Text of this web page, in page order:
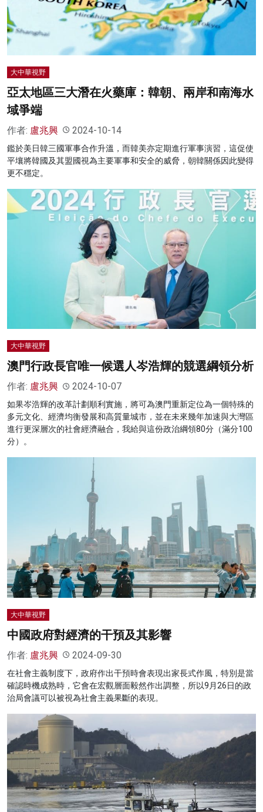
大中華視野
亞太地區三大潛在火藥庫：韓朝、兩岸和南海水
域爭端
作者: 盧兆興 2024-10-14
鑑於美日韓三國軍事合作升溫，而韓美亦定期進行軍事演習，這促使
平壤將韓國及其盟國視為主要軍事和安全的威脅，朝韓關係因此變得
更不穩定。
大中華視野
澳門行政長官唯一候選人岑浩輝的競選綱領分析
作者: 盧兆興 2024-10-07
如果岑浩輝的改革計劃順利實施，將可為澳門重新定位為一個特殊的
多元文化、經濟均衡發展和高質量城市，並在未來幾年加速與大灣區
進行更深層次的社會經濟融合，我給與這份政治綱領80分（滿分100
分）。
大中華視野
中國政府對經濟的干預及其影響
作者: 盧兆興 2024-09-30
在社會主義制度下，政府作出干預時會表現出家長式作風，特別是當
確認時機成熟時，它會在宏觀層面毅然作出調整，所以9月26日的政
治局會議可以被視為社會主義果斷的表現。